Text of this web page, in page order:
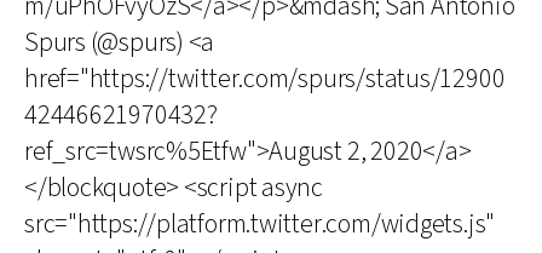
Spurs (@spurs) <a
href="https://twitter.com/spurs/status/12900
42446621970432?
ref_src=twsrc%5Etfw">August 2, 2020</a>
</blockquote> <script async
src="https://platform.twitter.com/widgets.js"